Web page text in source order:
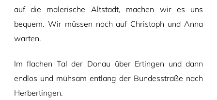
auf die malerische Altstadt, machen wir es uns
bequem. Wir müssen noch auf Christoph und Anna
warten.
Im flachen Tal der Donau über Ertingen und dann
endlos und mühsam entlang der Bundesstraße nach
Herbertingen.